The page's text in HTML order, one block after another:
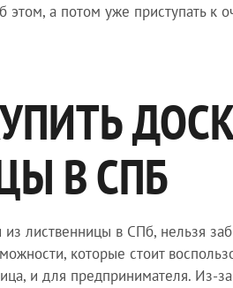
а потом уже приступать к
В СПБ
лиственницы в СПб, нельзя
которые стоит
и для предпринимателя. Из-